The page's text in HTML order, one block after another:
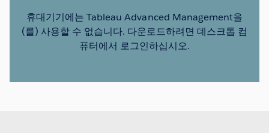
휴대기기에는 Tableau Advanced Management을
(를) 사용할 수 없습니다. 다운로드하려면 데스크톱 컴
퓨터에서 로그인하십시오.